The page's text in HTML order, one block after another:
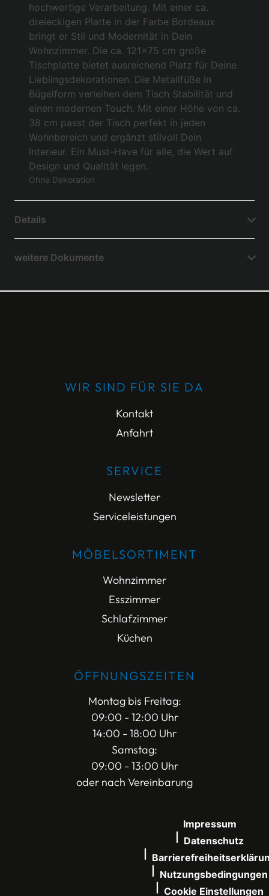
hochwertige Verarbeitung. Mit einer ca.
dreieckigen Platte in der Farbe Bordeaux
bringt er Stil und Modernität in Dein
Wohnzimmer. Die ca. 121x75 cm große
Tischplatte bietet ausreichend Platz für Deine
Lieblingsdekorationen. Die Metallfüße in
Bügelform verleihen dem Tisch Stabilität und
einen modernen Touch. Mit einer Höhe von ca.
38 cm passt der Tisch perfekt in jeden
Wohnbereich und ergänzt stilvoll Dein
Interieur. Ein Must-Have für alle, die Wert auf
Design und Qualität legen.
Ohne Dekoration
Details
weitere Dokumente
WIR SIND FÜR SIE DA
Kontakt
Anfahrt
SERVICE
Newsletter
Serviceleistungen
MÖBELSORTIMENT
Wohnzimmer
Esszimmer
Schlafzimmer
Küchen
ÖFFNUNGSZEITEN
Montag bis Freitag:
09:00 - 12:00 Uhr
14:00 - 18:00 Uhr
Samstag:
09:00 - 13:00 Uhr
oder nach Vereinbarung
Impressum
Datenschutz
Nutzungsbedingungen
Cookie Einstellungen